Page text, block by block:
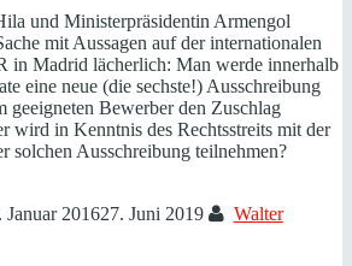
und Ministerpräsidentin Armengol
mit Aussagen auf der internationalen
in Madrid lächerlich: Man werde innerhalb
eine neue (die sechste!) Ausschreibung
geeigneten Bewerber den Zuschlag
wird in Kenntnis des Rechtsstreits mit der
solchen Ausschreibung teilnehmen?
Januar 201627. Juni 2019
Walter